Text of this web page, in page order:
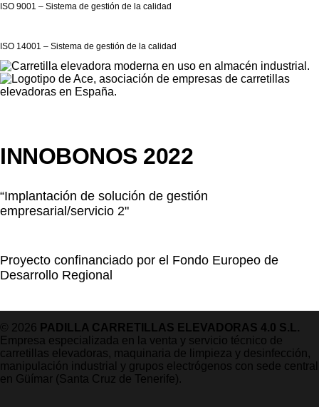
ISO 9001 – Sistema de gestión de la calidad
ISO 14001 – Sistema de gestión de la calidad
INNOBONOS 2022
“Implantación de solución de gestión
empresarial/servicio 2"
Proyecto confinanciado por el Fondo Europeo de
Desarrollo Regional
© 2026 PADILLA CARRETILLAS ELEVADORAS 4.0 S.L.
Empresa especializada en la venta y servicio técnico de
carretillas elevadoras, maquinaria de limpieza y desinfección,
manipulación industrial y grupos electrógenos con sede central
en Güímar (Santa Cruz de Tenerife).